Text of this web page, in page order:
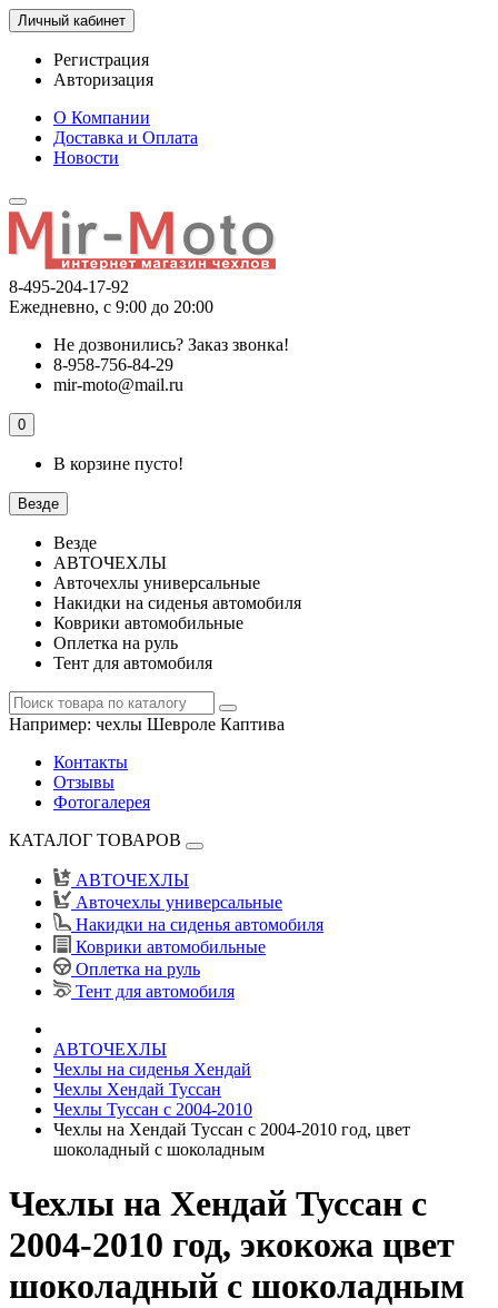
Личный кабинет
Регистрация
Авторизация
О Компании
Доставка и Оплата
Новости
8-495-204-17-92
Ежедневно, с 9:00 до 20:00
Не дозвонились? Заказ звонка!
8-958-756-84-29
mir-moto@mail.ru
0
В корзине пусто!
Везде
Везде
АВТОЧЕХЛЫ
Авточехлы универсальные
Накидки на сиденья автомобиля
Коврики автомобильные
Оплетка на руль
Тент для автомобиля
Например: чехлы Шевроле Каптива
Контакты
Отзывы
Фотогалерея
КАТАЛОГ ТОВАРОВ
АВТОЧЕХЛЫ
Авточехлы универсальные
Накидки на сиденья автомобиля
Коврики автомобильные
Оплетка на руль
Тент для автомобиля
АВТОЧЕХЛЫ
Чехлы на сиденья Хендай
Чехлы Хендай Туссан
Чехлы Туссан с 2004-2010
Чехлы на Хендай Туссан с 2004-2010 год, цвет
шоколадный с шоколадным
Чехлы на Хендай Туссан с
2004-2010 год, экокожа цвет
шоколадный с шоколадным